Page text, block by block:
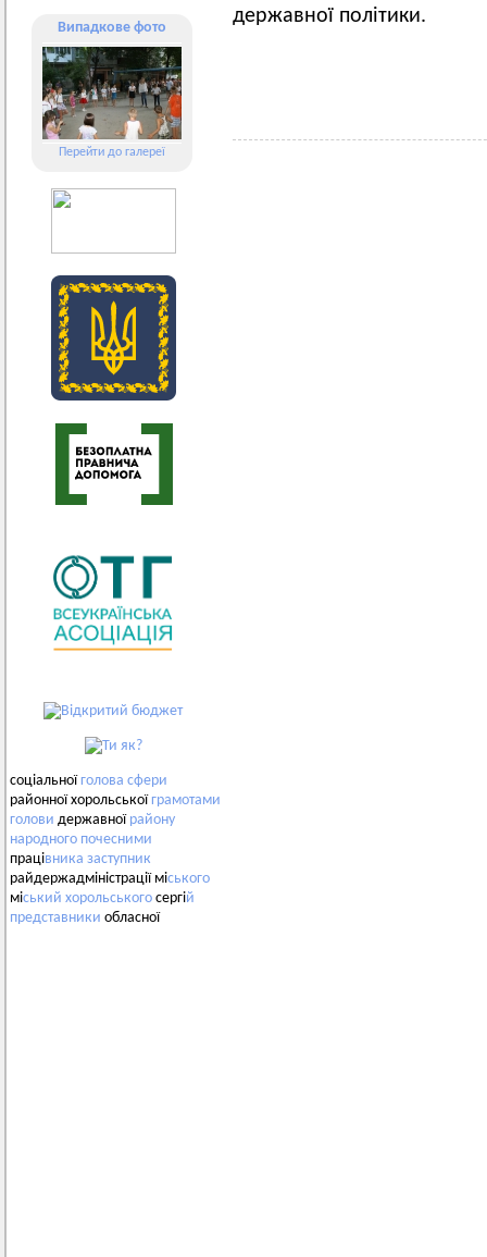
Випадкове фото
Перейти до галереї
соціальноїголова сфери
районної хорольськоїграмотами
голови державної району
народного почесними
працівника заступник
райдержадміністрації міського
міський хорольського сергій
представники обласної
державної політики.